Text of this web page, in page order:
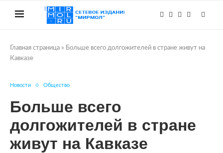
Главная страница » Больше всего долгожителей в стране живут на
Кавказе
Новости Общество
Больше всего
долгожителей в стране
живут на Кавказе